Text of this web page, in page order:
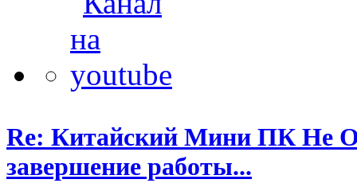
Re: Китайский Мини ПК Не
завершение работы...